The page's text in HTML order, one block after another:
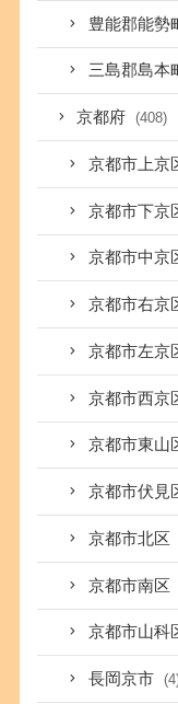
豊能郡能勢
三島郡島本
京都府 (408)
京都市上京
京都市下京
京都市中京
京都市右京
京都市左京
京都市西京
京都市東山
京都市伏見
京都市北区
京都市南区
京都市山科
長岡京市